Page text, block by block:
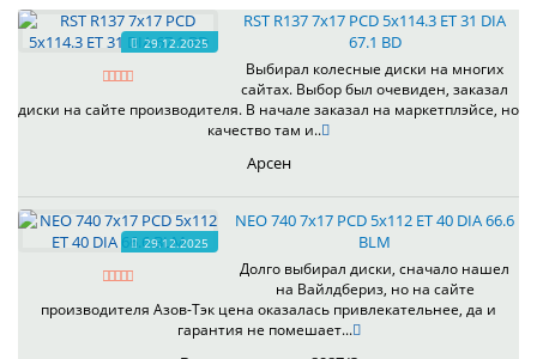
29.12.2025
RST R137 7x17 PCD 5x114.3 ET 31 DIA
67.1 BD
Выбирал колесные диски на многих
сайтах. Выбор был очевиден, заказал
диски на сайте производителя. В начале заказал на маркетплэйсе, но
качество там и..
Арсен
29.12.2025
NEO 740 7x17 PCD 5x112 ET 40 DIA 66.6
BLM
Долго выбирал диски, сначало нашел
на Вайлдбериз, но на сайте
производителя Азов-Тэк цена оказалась привлекательнее, да и
гарантия не помешает...